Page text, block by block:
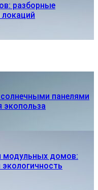
разборные
панелями
модульных домов: